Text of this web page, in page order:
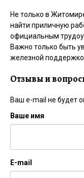
Не только в
найти приличную
официальным
Важно только быть
железной
Отзывы и
Ваш e-mail не будет
Ваше имя
E-mail